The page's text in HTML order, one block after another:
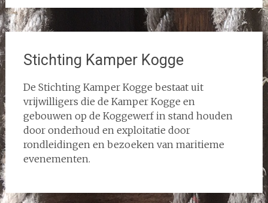
Stichting Kamper Kogge
De Stichting Kamper Kogge bestaat uit
vrijwilligers die de Kamper Kogge en
gebouwen op de Koggewerf in stand houden
door onderhoud en exploitatie door
rondleidingen en bezoeken van maritieme
evenementen.